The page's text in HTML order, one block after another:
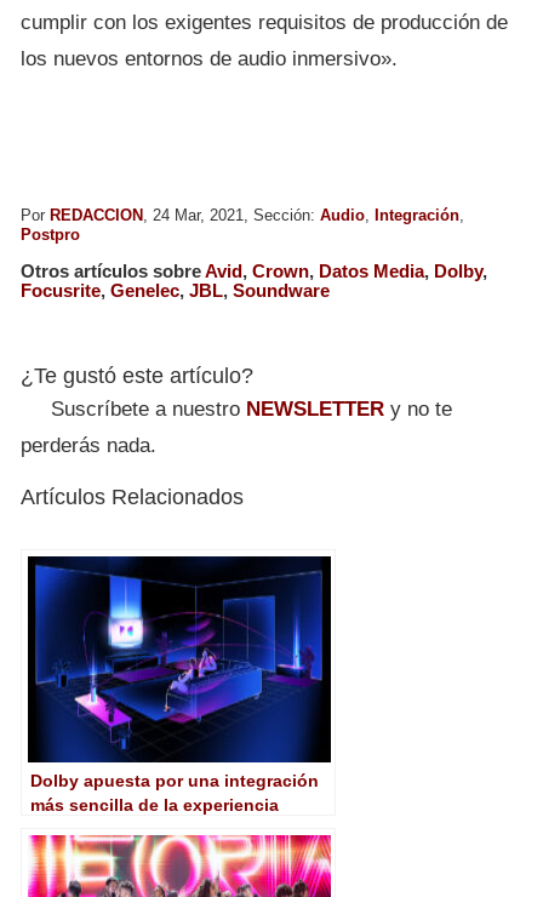
cumplir con los exigentes requisitos de producción de
los nuevos entornos de audio inmersivo».
Por REDACCION , 24 Mar, 2021, Sección: Audio Integración
Postpro
Otros artículos sobreAvid, Crown, Datos Media, Dolby,
Focusrite, Genelec, JBL, Soundware
¿Te gustó este artículo?
Suscríbete a nuestro NEWSLETTER y no te
perderás nada.
Artículos Relacionados
Dolby apuesta por una integración
más sencilla de la experiencia